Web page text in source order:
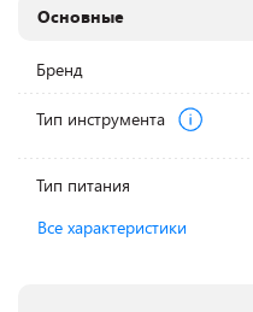
Основные
Бренд
Тип инструмента
Тип питания
Все характеристики